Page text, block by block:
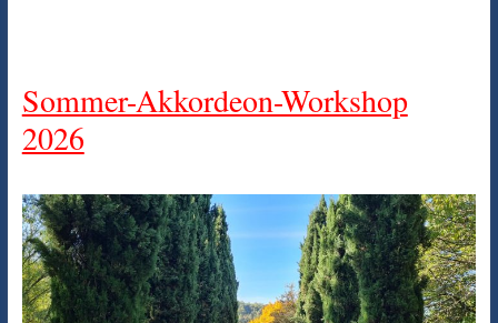
Sommer-Akkordeon-Workshop
2026